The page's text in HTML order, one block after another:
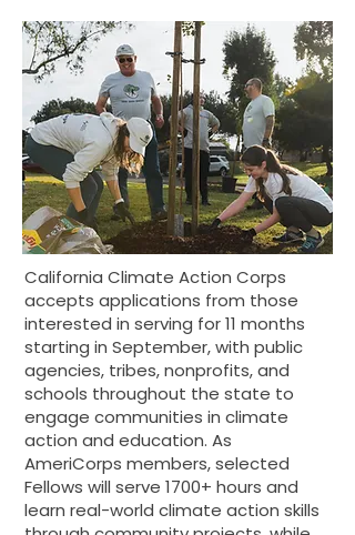
California Climate Action Corps
accepts applications from those
interested in serving for 11 months
starting in September, with public
agencies, tribes, nonprofits, and
schools throughout the state to
engage communities in climate
action and education. As
AmeriCorps members, selected
Fellows will serve 1700+ hours and
learn real-world climate action skills